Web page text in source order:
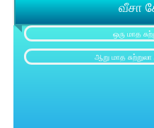
வீசா
ஒரு மாத
ஆறு மாத சுற்றுலா